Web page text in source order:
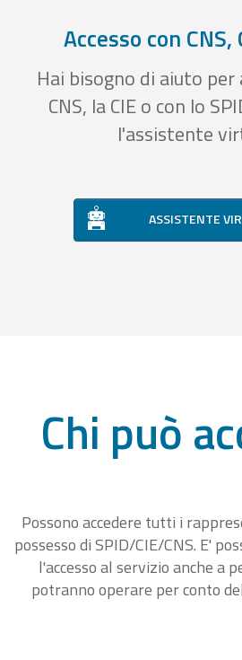
Accesso con CNS,
Hai bisogno di aiuto per
CNS, la CIE o con lo
l'assistente
ASSISTENTE
Chi può
Possono accedere tutti i
possesso di SPID/CIE/CNS. E'
l'accesso al servizio anche a
potranno operare per conto